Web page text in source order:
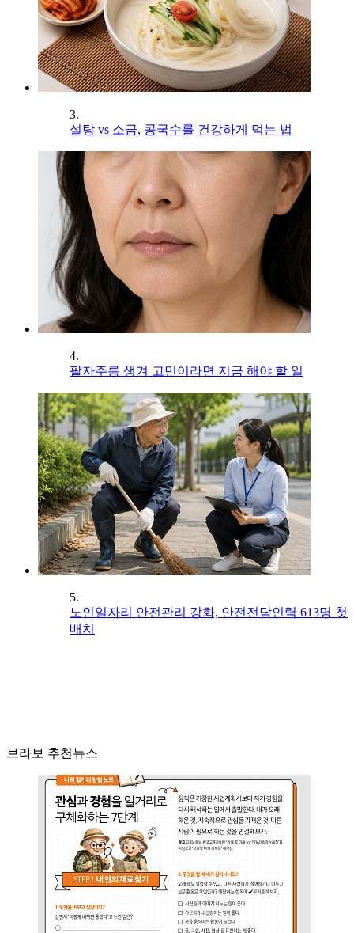
3.
설탕 vs 소금, 콩국수를 건강하게 먹는 법
4.
팔자주름 생겨 고민이라면 지금 해야 할 일
5.
노인일자리 안전관리 강화, 안전전담인력 613명 첫
배치
브라보 추천뉴스